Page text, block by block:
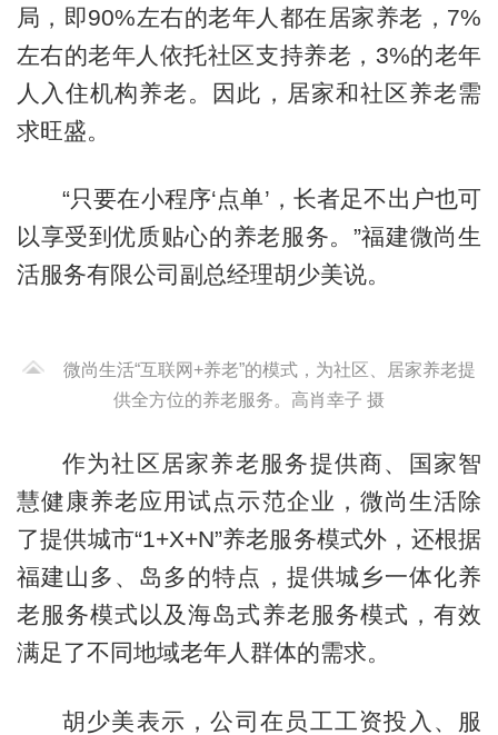
局，即90%左右的老年人都在居家养老，7%
左右的老年人依托社区支持养老，3%的老年
人入住机构养老。因此，居家和社区养老需
求旺盛。
“只要在小程序‘点单’，长者足不出户也可
以享受到优质贴心的养老服务。”福建微尚生
活服务有限公司副总经理胡少美说。
微尚生活“互联网+养老”的模式，为社区、居家养老提
供全方位的养老服务。高肖幸子 摄
作为社区居家养老服务提供商、国家智
慧健康养老应用试点示范企业，微尚生活除
了提供城市“1+X+N”养老服务模式外，还根据
福建山多、岛多的特点，提供城乡一体化养
老服务模式以及海岛式养老服务模式，有效
满足了不同地域老年人群体的需求。
胡少美表示，公司在员工工资投入、服